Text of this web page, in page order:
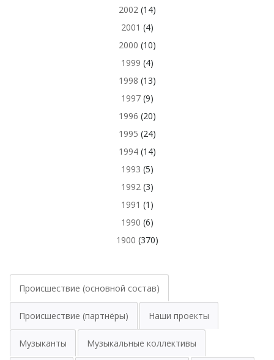
2002 (14)
2001 (4)
2000 (10)
1999 (4)
1998 (13)
1997(9)
1996 (20)
1995 (24)
1994(14)
1993 (5)
1992 (3)
1991 (1)
1990 (6)
1900 (370)
Происшествие (основной состав)
Происшествие (партнёры) Наши проекты
Музыканты Музыкальные коллективы